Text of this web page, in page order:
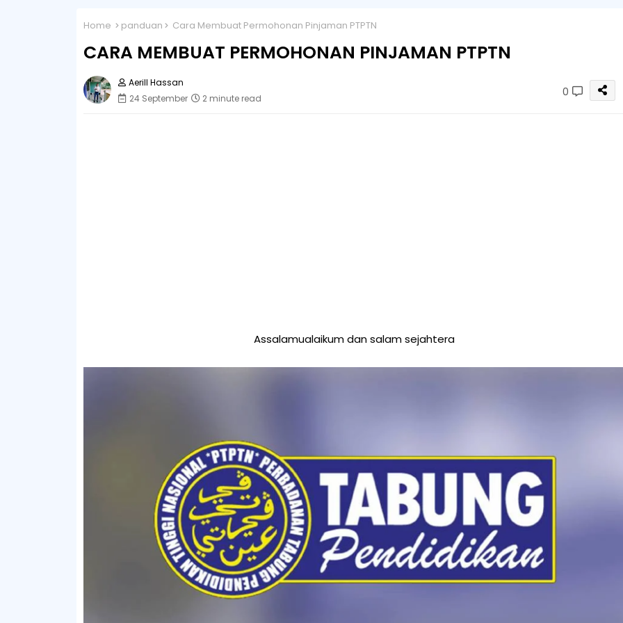
Home panduan Cara Membuat Permohonan Pinjaman PTPTN
CARA MEMBUAT PERMOHONAN PINJAMAN PTPTN
Aerill Hassan
24 September
2 minute read 0
Assalamualaikum dan salam sejahtera